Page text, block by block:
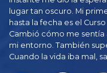
lugar tan oscuro. Mi
hasta la fecha es el
Cambió cómo me
mi entorno. También
Cuando la vida iba mal,